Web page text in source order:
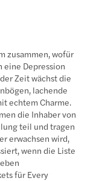
zusammen, wofür
eine Depression
Zeit wächst die
lachende
echtem Charme.
die Inhaber von
teil und tragen
erwachsen wird,
wenn die Liste
für Every